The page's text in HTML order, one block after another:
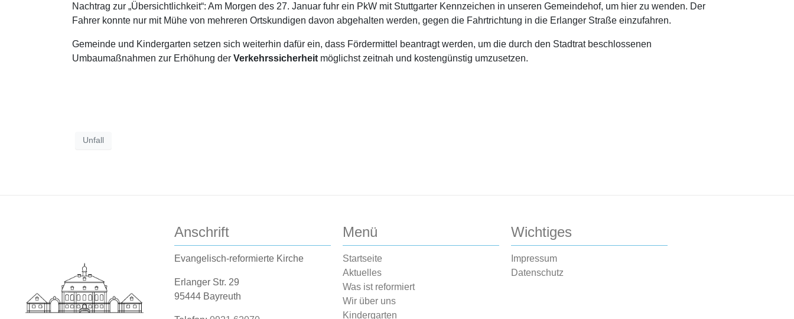
Nachtrag zur „Übersichtlichkeit“: Am Morgen des 27. Januar fuhr ein PkW mit Stuttgarter Kennzeichen in unseren Gemeindehof, um hier zu wenden. Der
Fahrer konnte nur mit Mühe von mehreren Ortskundigen davon abgehalten werden, gegen die Fahrtrichtung in die Erlanger Straße einzufahren.
Gemeinde und Kindergarten setzen sich weiterhin dafür ein, dass Fördermittel beantragt werden, um die durch den Stadtrat beschlossenen
Umbaumaßnahmen zur Erhöhung der Verkehrssicherheit möglichst zeitnah und kostengünstig umzusetzen.
Unfall
Anschrift
Evangelisch-reformierte Kirche
Erlanger Str. 29
95444 Bayreuth
Menü
Startseite
Aktuelles
Was ist reformiert
Wir über uns
Kindergarten
Wichtiges
Impressum
Datenschutz